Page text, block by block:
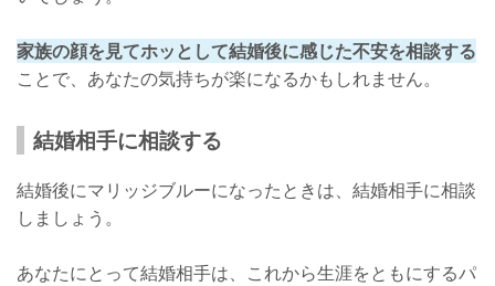
家族の顔を見てホッとして結婚後に感じた不安を相談する
ことで、あなたの気持ちが楽になるかもしれません。
結婚相手に相談する
結婚後にマリッジブルーになったときは、結婚相手に相談
しましょう。
あなたにとって結婚相手は、これから生涯をともにするパ